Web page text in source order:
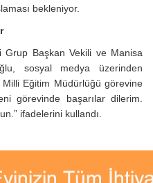
bekleniyor.
Grup Başkan Vekili ve Manisa
sosyal medya üzerinden
Milli Eğitim Müdürlüğü görevine
görevinde başarılar dilerim.
ifadelerini kullandı.